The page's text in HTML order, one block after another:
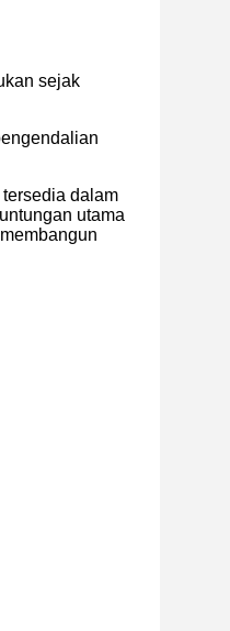
sejak
dalam
utama